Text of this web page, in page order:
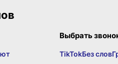
Выбрать
TikTokБез слов